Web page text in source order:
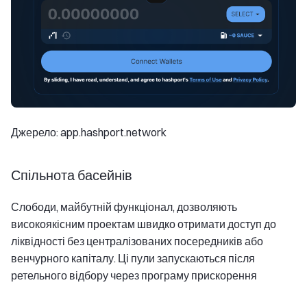
Джерело: app.hashport.network
Спільнота басейнів
Слободи, майбутній функціонал, дозволяють
високоякісним проектам швидко отримати доступ до
ліквідності без централізованих посередників або
венчурного капіталу. Ці пули запускаються після
ретельного відбору через програму прискорення